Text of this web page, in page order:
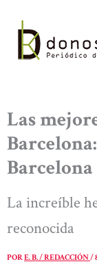
contenido
Las
Barcelona
La increíble
reconocida
PORE. B. / REDACCIÓN/